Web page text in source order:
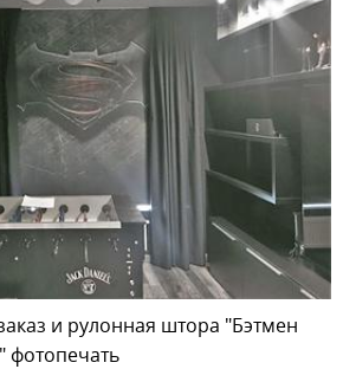
и рулонная штора "Бэтмен
фотопечать